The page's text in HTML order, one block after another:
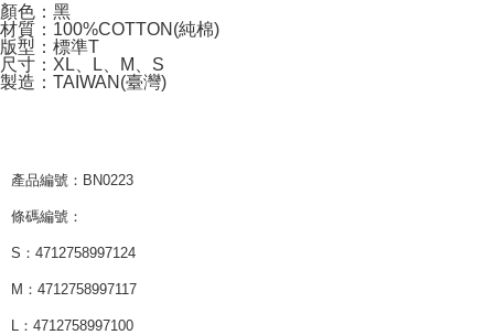
顏色：黑
材質：100%COTTON(純棉)
版型：標準T
尺寸：XL、L、M、S
製造：TAIWAN(臺灣)
產品編號：BN0223
條碼編號：
S：4712758997124
M：4712758997117
L：4712758997100